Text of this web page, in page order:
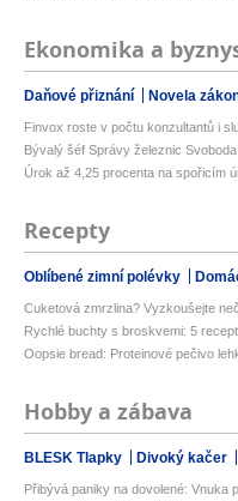
Ekonomika a
Daňové přiznání Novela
Finvox roste v počtu konzultantů i
Bývalý šéf Správy železnic Svoboda
Úrok až 4,25 procenta na spořicím
Recepty
Oblíbené zimní polévky
Cuketová zmrzlina? Vyzkoušejte
Rychlé buchty s broskvemi: 5
Oopsie bread: Proteinové pečivo
Hobby a zábava
BLESK Tlapky Divoký kačer
Přibývá paniky na dovolené: Vnuka